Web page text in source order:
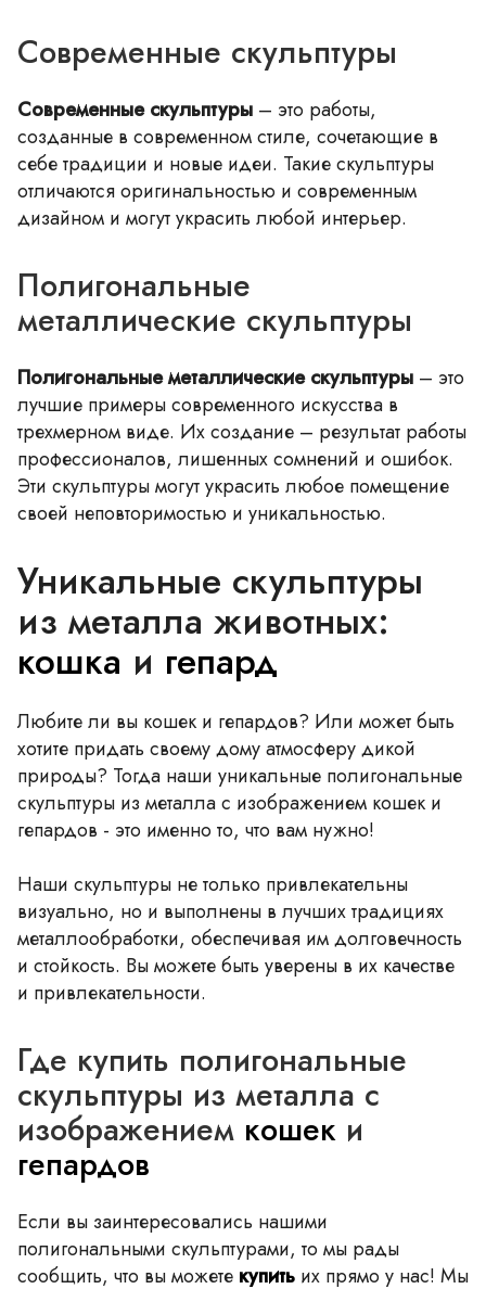
Современные скульптуры
Современные скульптуры – это работы,
созданные в современном стиле, сочетающие в
себе традиции и новые идеи. Такие скульптуры
отличаются оригинальностью и современным
дизайном и могут украсить любой интерьер.
Полигональные
металлические скульптуры
Полигональные металлические скульптуры – это
лучшие примеры современного искусства в
трехмерном виде. Их создание – результат работы
профессионалов, лишенных сомнений и ошибок.
Эти скульптуры могут украсить любое помещение
своей неповторимостью и уникальностью.
Уникальные скульптуры
из металла животных:
кошка и гепард
Любите ли вы кошек и гепардов? Или может быть
хотите придать своему дому атмосферу дикой
природы? Тогда наши уникальные полигональные
скульптуры из металла с изображением кошек и
гепардов - это именно то, что вам нужно!
Наши скульптуры не только привлекательны
визуально, но и выполнены в лучших традициях
металлообработки, обеспечивая им долговечность
и стойкость. Вы можете быть уверены в их качестве
и привлекательности.
Где купить полигональные
скульптуры из металла с
изображением кошек и
гепардов
Если вы заинтересовались нашими
полигональными скульптурами, то мы рады
сообщить, что вы можете купить их прямо у нас! Мы